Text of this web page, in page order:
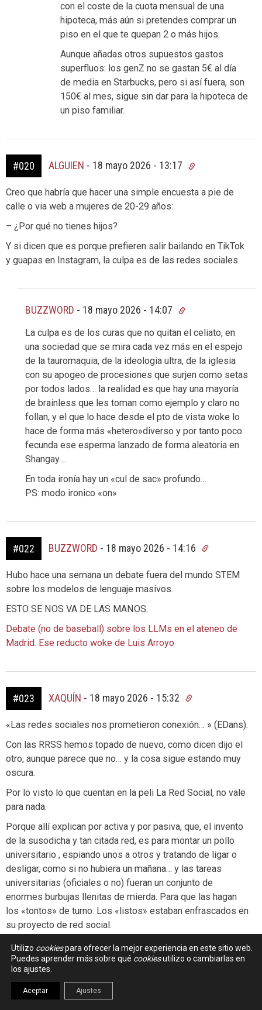
con el coste de la cuota mensual de una
hipoteca, más aún si pretendes comprar un
piso en el que te quepan 2 o más hijos.
Aunque añadas otros supuestos gastos
superfluos: los genZ no se gastan 5€ al día
de media en Starbucks, pero si así fuera, son
150€ al mes, sigue sin dar para la hipoteca de
un piso familiar.
#020 ALGUIEN - 18 mayo 2026 - 13:17
Creo que habría que hacer una simple encuesta a pie de
calle o via web a mujeres de 20-29 años:
– ¿Por qué no tienes hijos?
Y si dicen que es porque prefieren salir bailando en TikTok
y guapas en Instagram, la culpa es de las redes sociales.
BUZZWORD - 18 mayo 2026 - 14:07
La culpa es de los curas que no quitan el celiato, en
una sociedad que se mira cada vez más en el espejo
de la tauromaquia, de la ideologia ultra, de la iglesia
con su apogeo de procesiones que surjen como setas
por todos lados… la realidad es que hay una mayoría
de brainless que les toman como ejemplo y claro no
follan, y el que lo hace desde el pto de vista woke lo
hace de forma más «hetero»diverso y por tanto poco
fecunda ese esperma lanzado de forma aleatoria en
Shangay….
En toda ironía hay un «cul de sac» profundo…
PS: modo ironico «on»
#022 BUZZWORD - 18 mayo 2026 - 14:16
Hubo hace una semana un debate fuera del mundo STEM
sobre los modelos de lenguaje masivos.
ESTO SE NOS VA DE LAS MANOS.
Debate (no de baseball) sobre los LLMs en el ateneo de
Madrid. Ese reducto woke de Luis Arroyo
#023 XAQUÍN - 18 mayo 2026 - 15:32
«Las redes sociales nos prometieron conexión… » (EDans).
Con las RRSS hemos topado de nuevo, como dicen dijo el
otro, aunque parece que no… y la cosa sigue estando muy
oscura.
Por lo visto lo que cuentan en la peli La Red Social, no vale
para nada.
Porque allí explican por activa y por pasiva, que, el invento
de la susodicha y tan citada red, es para montar un pollo
universitario , espiando unos a otros y tratando de ligar o
desligar, como si no hubiera un mañana… y las tareas
universitarias (oficiales o no) fueran un conjunto de
enormes burbujas llenitas de mierda. Para que las hagan
los «tontos» de turno. Los «listos» estaban enfrascados en
su proyecto de red social.
Luego vinieron los usuarios y la cagaron aún más (la típica
mediocridad del SH actual…)… Pero, de ahí a creerse lo de
la conexión, en una red que solo la promete claramente (en
la peli y su primer tiempo de uso) para sabichear y decir
guarradas de los otros…
Utilizo cookiespara ofrecer la mejor experiencia en este sitio web.
Puedes aprender más sobre qué cookiesutilizo o cambiarlas en
los ajustes.
Aceptar Ajustes